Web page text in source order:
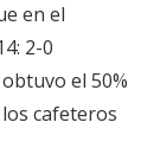
en el
2-0
el 50%
cafeteros